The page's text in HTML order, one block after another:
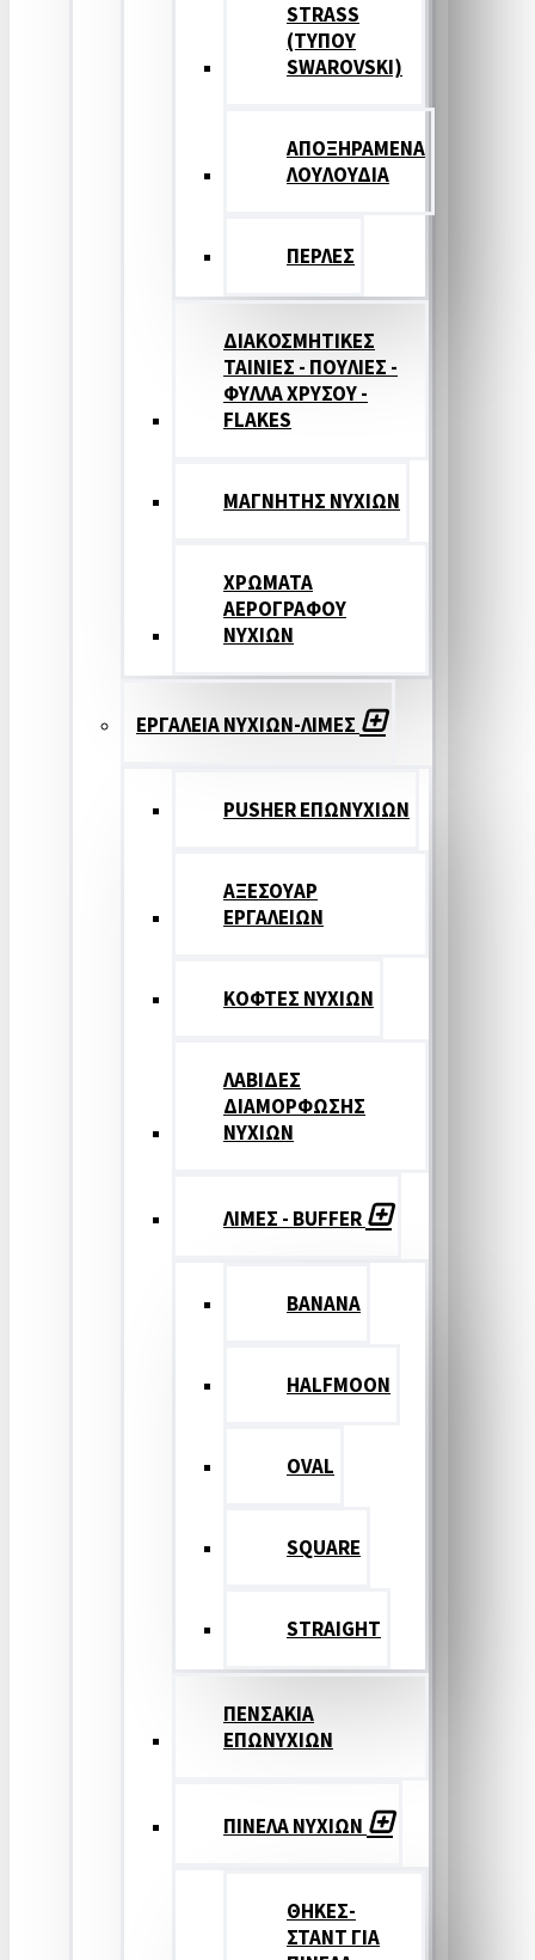
STRASS
(ΤΥΠΟΥ
SWAROVSKI)
ΑΠΟΞΗΡΑΜΕΝΑ
ΛΟΥΛΟΥΔΙΑ
ΠΕΡΛΕΣ
ΔΙΑΚΟΣΜΗΤΙΚΕΣ
ΤΑΙΝΙΕΣ - ΠΟΥΛΙΕΣ -
ΦΥΛΛΑ ΧΡΥΣΟΥ -
FLAKES
ΜΑΓΝΗΤΗΣ ΝΥΧΙΩΝ
ΧΡΩΜΑΤΑ
ΑΕΡΟΓΡΑΦΟΥ
ΝΥΧΙΩΝ
ΕΡΓΑΛΕΙΑ ΝΥΧΙΩΝ-ΛΙΜΕΣ
PUSHER ΕΠΩΝΥΧΙΩΝ
ΑΞΕΣΟΥΑΡ
ΕΡΓΑΛΕΙΩΝ
ΚΟΦΤΕΣ ΝΥΧΙΩΝ
ΛΑΒΙΔΕΣ
ΔΙΑΜΟΡΦΩΣΗΣ
ΝΥΧΙΩΝ
ΛΙΜΕΣ - BUFFER
BANANA
HALFMOON
OVAL
SQUARE
STRAIGHT
ΠΕΝΣΑΚΙΑ
ΕΠΩΝΥΧΙΩΝ
ΠΙΝΕΛΑ ΝΥΧΙΩΝ
ΘΗΚΕΣ-
ΣΤΑΝΤ ΓΙΑ